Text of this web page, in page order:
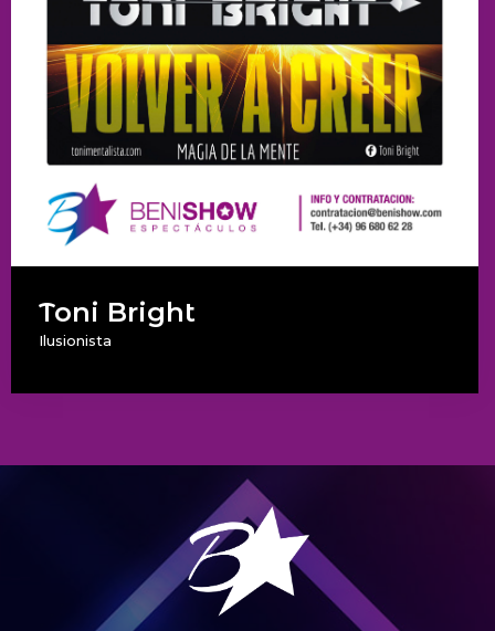
Toni Bright
Ilusionista